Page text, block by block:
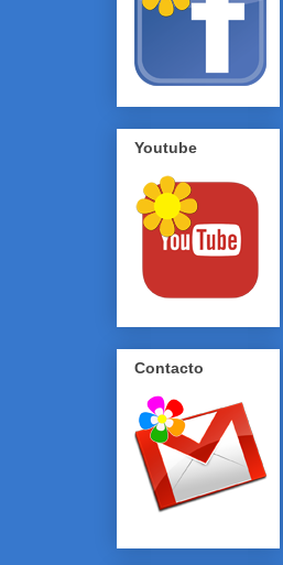
Youtube
Contacto